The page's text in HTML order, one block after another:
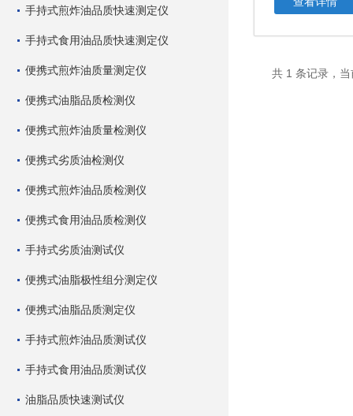
手持式煎炸油品质快速测定仪
手持式食用油品质快速测定仪
便携式煎炸油质量测定仪
便携式油脂品质检测仪
便携式煎炸油质量检测仪
便携式劣质油检测仪
便携式煎炸油品质检测仪
便携式食用油品质检测仪
手持式劣质油测试仪
便携式油脂极性组分测定仪
便携式油脂品质测定仪
手持式煎炸油品质测试仪
手持式食用油品质测试仪
油脂品质快速测试仪
共 1 条记录，